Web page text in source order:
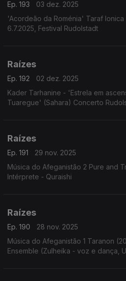
Ep. 193
03 dez. 2025
'Acordeão da Roménia' Taraf
6.7.2025, Festival Rudolstadt
Raízes
Ep. 192
02 dez. 2025
Kader Tarhanine - 'Estrela em
Tuaregue' (Sahara) Concerto
Raízes
Ep. 191
29 nov. 2025
Música do Afeganistão 2 Pure and
Intérprete - Quraishi
Raízes
Ep. 190
28 nov. 2025
Música do Afeganistão 1 Taranon
Ensemble (Zulheika - voz e dança,